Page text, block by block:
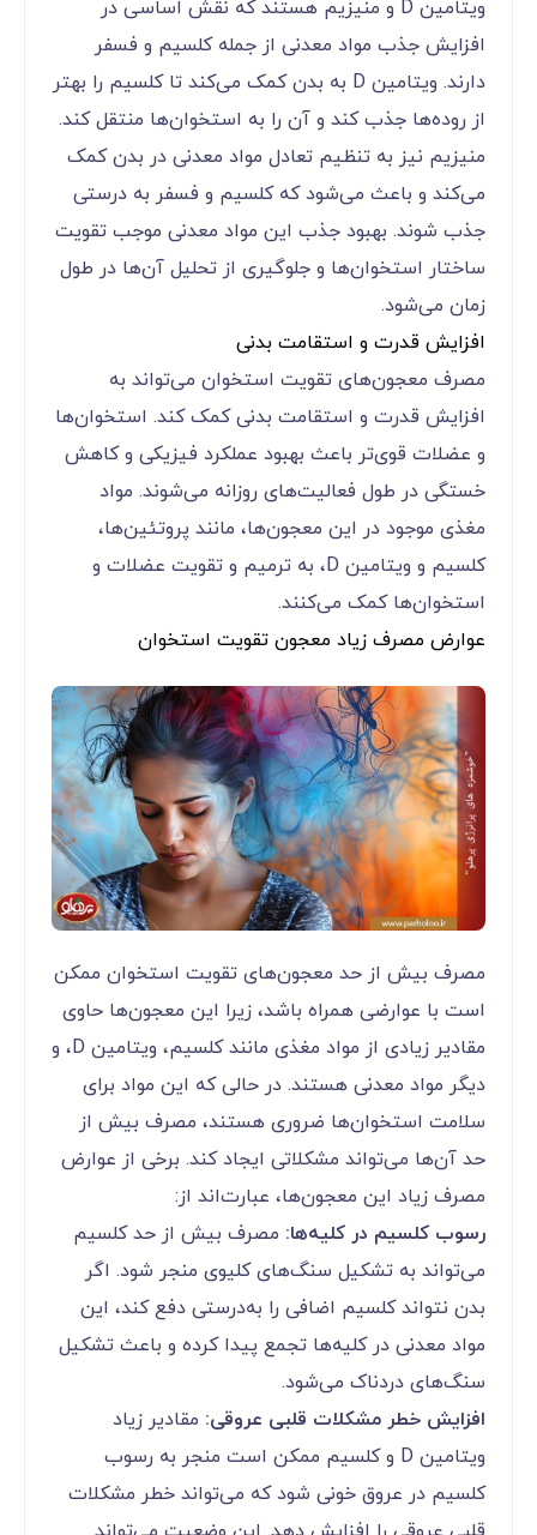
ویتامین D و منیزیم هستند که نقش اساسی در
افزایش جذب مواد معدنی از جمله کلسیم و فسفر
دارند. ویتامین D به بدن کمک می‌کند تا کلسیم را بهتر
از روده‌ها جذب کند و آن را به استخوان‌ها منتقل کند.
منیزیم نیز به تنظیم تعادل مواد معدنی در بدن کمک
می‌کند و باعث می‌شود که کلسیم و فسفر به درستی
جذب شوند. بهبود جذب این مواد معدنی موجب تقویت
ساختار استخوان‌ها و جلوگیری از تحلیل آن‌ها در طول
زمان می‌شود.
افزایش قدرت و استقامت بدنی
مصرف معجون‌های تقویت استخوان می‌تواند به
افزایش قدرت و استقامت بدنی کمک کند. استخوان‌ها
و عضلات قوی‌تر باعث بهبود عملکرد فیزیکی و کاهش
خستگی در طول فعالیت‌های روزانه می‌شوند. مواد
مغذی موجود در این معجون‌ها، مانند پروتئین‌ها،
کلسیم و ویتامین D، به ترمیم و تقویت عضلات و
استخوان‌ها کمک می‌کنند.
عوارض مصرف زیاد معجون تقویت استخوان
مصرف بیش از حد معجون‌های تقویت استخوان ممکن
است با عوارضی همراه باشد، زیرا این معجون‌ها حاوی
مقادیر زیادی از مواد مغذی مانند کلسیم، ویتامین D، و
دیگر مواد معدنی هستند. در حالی که این مواد برای
سلامت استخوان‌ها ضروری هستند، مصرف بیش از
حد آن‌ها می‌تواند مشکلاتی ایجاد کند. برخی از عوارض
مصرف زیاد این معجون‌ها، عبارت‌اند از:
رسوب کلسیم در کلیه‌ها: مصرف بیش از حد کلسیم
می‌تواند به تشکیل سنگ‌های کلیوی منجر شود. اگر
بدن نتواند کلسیم اضافی را به‌درستی دفع کند، این
مواد معدنی در کلیه‌ها تجمع پیدا کرده و باعث تشکیل
سنگ‌های دردناک می‌شود.
افزایش خطر مشکلات قلبی عروقی: مقادیر زیاد
ویتامین D و کلسیم ممکن است منجر به رسوب
کلسیم در عروق خونی شود که می‌تواند خطر مشکلات